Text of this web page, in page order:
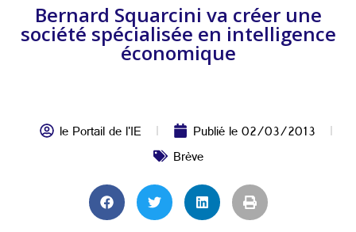
Bernard Squarcini va créer une
société spécialisée en intelligence
économique
le Portail de l'IE Publié le02/03/2013
Brève